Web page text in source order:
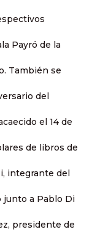
Payró de la
También se
del
el 14 de
de libros de
integrante del
junto a Pablo Di
presidente de